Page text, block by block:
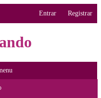
Entrar Registrar